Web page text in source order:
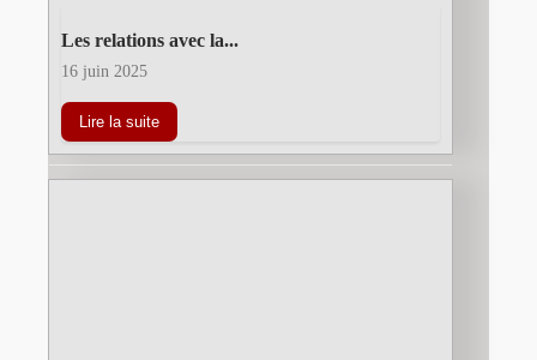
Les relations avec la...
16 juin 2025
Lire la suite